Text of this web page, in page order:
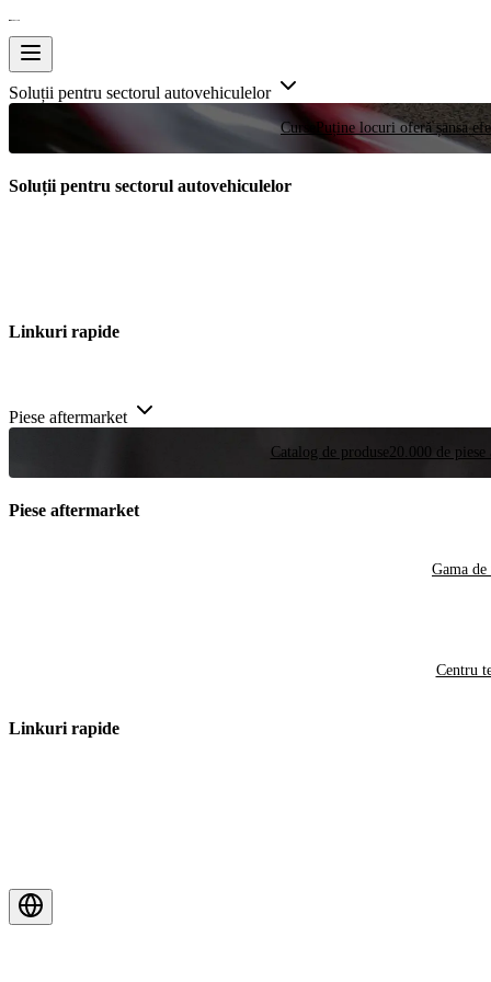
Soluții pentru sectorul autovehiculelor
Curse Puține locuri oferă șansa
Soluții pentru sectorul autovehiculelor
Linkuri rapide
Piese aftermarket
Catalog de produse 20.000 de
Piese aftermarket
Gama de
Centru
Linkuri rapide